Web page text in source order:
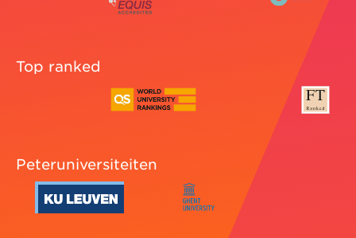
Top ranked
Peteruniversiteiten